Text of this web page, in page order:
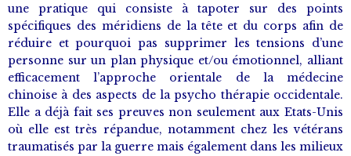
une pratique qui consiste à tapoter sur des points
spécifiques des méridiens de la tête et du corps afin de
réduire et pourquoi pas supprimer les tensions d’une
personne sur un plan physique et/ou émotionnel, alliant
efficacement l’approche orientale de la médecine
chinoise à des aspects de la psycho thérapie occidentale.
Elle a déjà fait ses preuves non seulement aux Etats-Unis
où elle est très répandue, notamment chez les vétérans
traumatisés par la guerre mais également dans les milieux